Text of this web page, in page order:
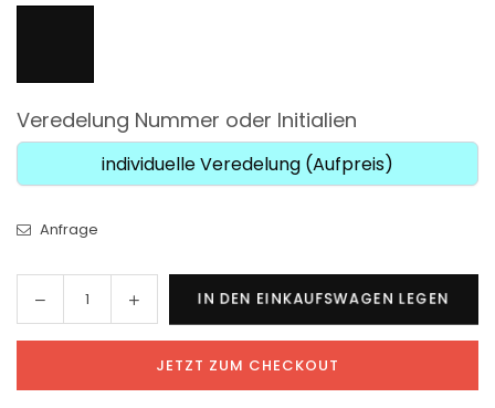
Veredelung Nummer oder Initialien
individuelle Veredelung (Aufpreis)
Anfrage
Menge
für
SG
-
Menge
für
SG
Jhe/Sti/Ti
-
IN DEN EINKAUFSWAGEN LEGEN
JETZT ZUM CHECKOUT